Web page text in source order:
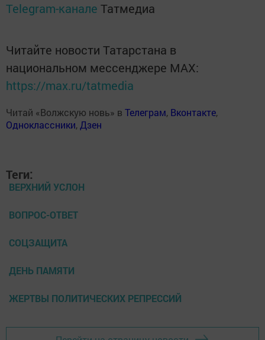
Telegram-канале Татмедиа
Читайте новости Татарстана в
национальном мессенджере MАХ:
https://max.ru/tatmedia
Читай «Волжскую новь» в Телеграм, Вконтакте,
Одноклассники,Дзен
Теги:
ВЕРХНИЙ УСЛОН
ВОПРОС-ОТВЕТ
СОЦЗАЩИТА
ДЕНЬ ПАМЯТИ
ЖЕРТВЫ ПОЛИТИЧЕСКИХ РЕПРЕССИЙ